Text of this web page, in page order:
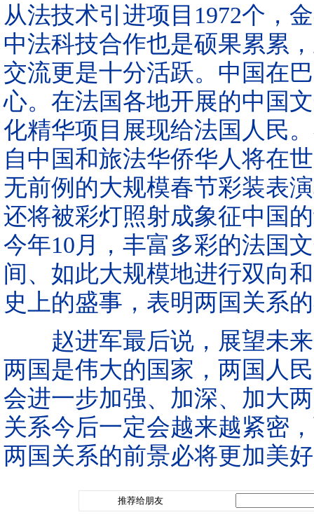
从法技术引进项目1972个，
中法科技合作也是硕果累累
交流更是十分活跃。中国在
心。在法国各地开展的中国
化精华项目展现给法国人民
自中国和旅法华侨华人将在
无前例的大规模春节彩装表
还将被彩灯照射成象征中国
今年10月，丰富多彩的法国
间、如此大规模地进行双向
史上的盛事，表明两国关系
赵进军最后说，展望未来
两国是伟大的国家，两国人
会进一步加强、加深、加大
关系今后一定会越来越紧密
两国关系的前景必将更加美
推荐给朋友